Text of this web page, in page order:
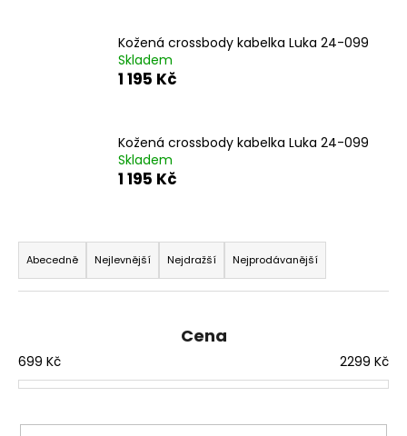
Kožená crossbody kabelka Luka 24-099
Skladem
1 195 Kč
Kožená crossbody kabelka Luka 24-099
Skladem
1 195 Kč
Ř
a
z
í
p
o
Abecedně Nejlevnější Nejdražší Nejprodávanější
Cena
699 Kč 2299 Kč
HLEDAT
D
o
p
č
u
e